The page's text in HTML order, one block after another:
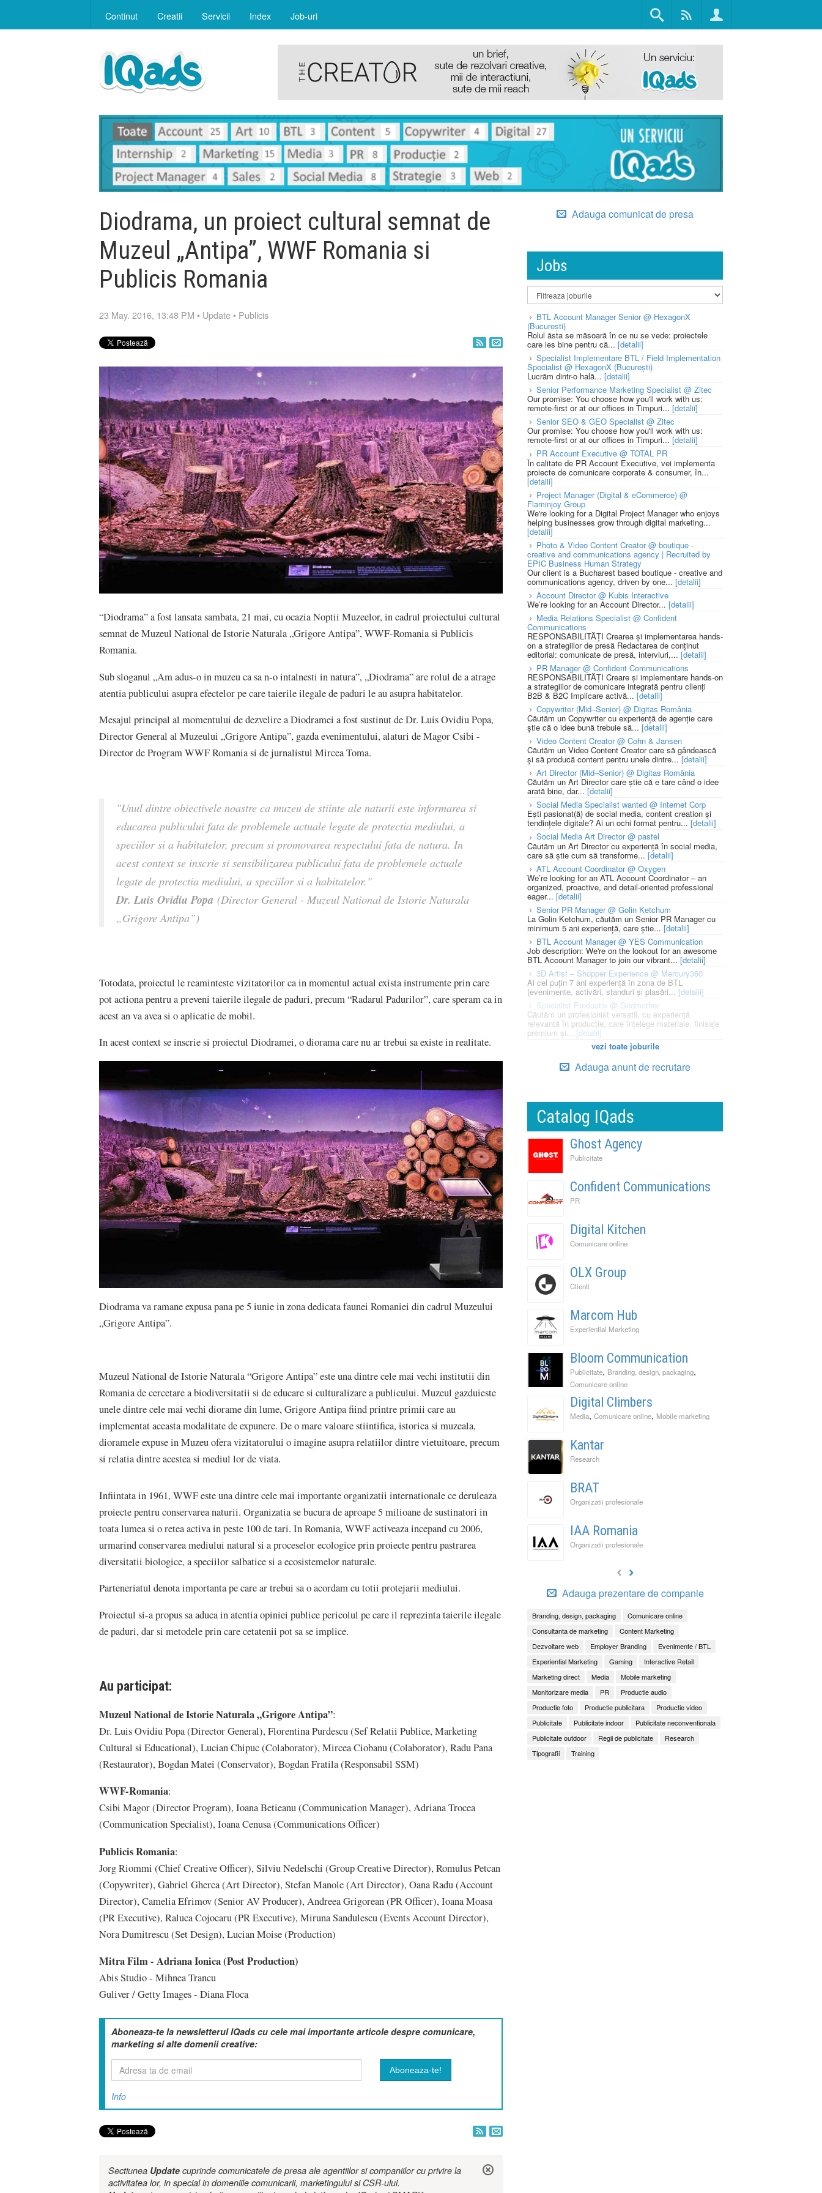
Continut Creatii Servicii Index Job-uri
Diodrama, un proiect cultural semnat de
Muzeul „Antipa”, WWF Romania si
Publicis Romania
23 May. 2016, 13:48 PM • Update • Publicis
“Diodrama” a fost lansata sambata, 21 mai, cu ocazia Noptii Muzeelor, in cadrul proiectului cultural
semnat de Muzeul National de Istorie Naturala „Grigore Antipa”, WWF-Romania si Publicis
Romania.
Sub sloganul „Am adus-o in muzeu ca sa n-o intalnesti in natura”, „Diodrama” are rolul de a atrage
atentia publicului asupra efectelor pe care taierile ilegale de paduri le au asupra habitatelor.
Mesajul principal al momentului de dezvelire a Diodramei a fost sustinut de Dr. Luis Ovidiu Popa,
Director General al Muzeului „Grigore Antipa”, gazda evenimentului, alaturi de Magor Csibi -
Director de Program WWF Romania si de jurnalistul Mircea Toma.
"Unul dintre obiectivele noastre ca muzeu de stiinte ale naturii este informarea si
educarea publicului fata de problemele actuale legate de protectia mediului, a
speciilor si a habitatelor, precum si promovarea respectului fata de natura. In
acest context se inscrie si sensibilizarea publicului fata de problemele actuale
legate de protectia mediului, a speciilor si a habitatelor."
Dr. Luis Ovidiu Popa (Director General - Muzeul National de Istorie Naturala
„Grigore Antipa”)
Totodata, proiectul le reaminteste vizitatorilor ca in momentul actual exista instrumente prin care
pot actiona pentru a preveni taierile ilegale de paduri, precum “Radarul Padurilor”, care speram ca in
acest an va avea si o aplicatie de mobil.
In acest context se inscrie si proiectul Diodramei, o diorama care nu ar trebui sa existe in realitate.
Diodrama va ramane expusa pana pe 5 iunie in zona dedicata faunei Romaniei din cadrul Muzeului
„Grigore Antipa”.
Muzeul National de Istorie Naturala “Grigore Antipa” este una dintre cele mai vechi institutii din
Romania de cercetare a biodiversitatii si de educare si culturalizare a publicului. Muzeul gazduieste
unele dintre cele mai vechi diorame din lume, Grigore Antipa fiind printre primii care au
implementat aceasta modalitate de expunere. De o mare valoare stiintifica, istorica si muzeala,
dioramele expuse in Muzeu ofera vizitatorului o imagine asupra relatiilor dintre vietuitoare, precum
si relatia dintre acestea si mediul lor de viata.
Infiintata in 1961, WWF este una dintre cele mai importante organizatii internationale ce deruleaza
proiecte pentru conservarea naturii. Organizatia se bucura de aproape 5 milioane de sustinatori in
toata lumea si o retea activa in peste 100 de tari. In Romania, WWF activeaza incepand cu 2006,
urmarind conservarea mediului natural si a proceselor ecologice prin proiecte pentru pastrarea
diversitatii biologice, a speciilor salbatice si a ecosistemelor naturale.
Parteneriatul denota importanta pe care ar trebui sa o acordam cu totii protejarii mediului.
Proiectul si-a propus sa aduca in atentia opiniei publice pericolul pe care il reprezinta taierile ilegale
de paduri, dar si metodele prin care cetatenii pot sa se implice.
Au participat:
Muzeul National de Istorie Naturala „Grigore Antipa”:
Dr. Luis Ovidiu Popa (Director General), Florentina Purdescu (Sef Relatii Publice, Marketing
Cultural si Educational), Lucian Chipuc (Colaborator), Mircea Ciobanu (Colaborator), Radu Pana
(Restaurator), Bogdan Matei (Conservator), Bogdan Fratila (Responsabil SSM)
WWF-Romania:
Csibi Magor (Director Program), Ioana Betieanu (Communication Manager), Adriana Trocea
(Communication Specialist), Ioana Cenusa (Communications Officer)
Publicis Romania:
Jorg Riommi (Chief Creative Officer), Silviu Nedelschi (Group Creative Director), Romulus Petcan
(Copywriter), Gabriel Gherca (Art Director), Stefan Manole (Art Director), Oana Radu (Account
Director), Camelia Efrimov (Senior AV Producer), Andreea Grigorean (PR Officer), Ioana Moasa
(PR Executive), Raluca Cojocaru (PR Executive), Miruna Sandulescu (Events Account Director),
Nora Dumitrescu (Set Design), Lucian Moise (Production)
Mitra Film - Adriana Ionica (Post Production)
Abis Studio - Mihnea Trancu
Guliver / Getty Images - Diana Floca
Aboneaza-te la newsletterul IQads cu cele mai importante articole despre comunicare,
marketing si alte domenii creative:
Info
Sectiunea Update cuprinde comunicatele de presa ale agentiilor si companiilor cu privire la
activitatea lor, in special in domeniile comunicarii, marketingului si CSR-ului.
Adauga comunicat de presa
Jobs
BTL Account Manager Senior @ HexagonX
(București)
Rolul ăsta se măsoară în ce nu se vede: proiectele
care ies bine pentru că... [detalii]
Specialist Implementare BTL / Field Implementation
Specialist @ HexagonX (București)
Lucrăm dintr-o hală... [detalii]
Senior Performance Marketing Specialist @ Zitec
Our promise: You choose how you'll work with us:
remote-first or at our offices in Timpuri... [detalii]
Senior SEO & GEO Specialist @ Zitec
Our promise: You choose how you'll work with us:
remote-first or at our offices in Timpuri... [detalii]
PR Account Executive @ TOTAL PR
În calitate de PR Account Executive, vei implementa
proiecte de comunicare corporate & consumer, în...
[detalii]
Project Manager (Digital & eCommerce) @
Flaminjoy Group
We're looking for a Digital Project Manager who enjoys
helping businesses grow through digital marketing...
[detalii]
Photo & Video Content Creator @ boutique -
creative and communications agency | Recruited by
EPIC Business Human Strategy
Our client is a Bucharest based boutique - creative and
communications agency, driven by one... [detalii]
Account Director @ Kubis Interactive
We’re looking for an Account Director... [detalii]
Media Relations Specialist @ Confident
Communications
RESPONSABILITĂȚI Crearea și implementarea hands-
on a strategiilor de presă Redactarea de conținut
editorial: comunicate de presă, interviuri,... [detalii]
PR Manager @ Confident Communications
RESPONSABILITĂȚI Creare și implementare hands-on
a strategiilor de comunicare integrată pentru clienți
B2B & B2C Implicare activă... [detalii]
Copywriter (Mid–Senior) @ Digitas România
Căutăm un Copywriter cu experiență de agenție care
știe că o idee bună trebuie să... [detalii]
Video Content Creator @ Cohn & Jansen
Căutăm un Video Content Creator care să gândească
și să producă content pentru unele dintre... [detalii]
Art Director (Mid–Senior) @ Digitas România
Căutăm un Art Director care știe că e tare când o idee
arată bine, dar... [detalii]
Social Media Specialist wanted @ Internet Corp
Ești pasionat(ă) de social media, content creation și
tendințele digitale? Ai un ochi format pentru... [detalii]
Social Media Art Director @ pastel
Căutăm un Art Director cu experiență în social media,
care să știe cum să transforme... [detalii]
ATL Account Coordinator @ Oxygen
We’re looking for an ATL Account Coordinator – an
organized, proactive, and detail-oriented professional
eager... [detalii]
Senior PR Manager @ Golin Ketchum
La Golin Ketchum, căutăm un Senior PR Manager cu
minimum 5 ani experiență, care știe... [detalii]
BTL Account Manager @ YES Communication
Job description: We're on the lookout for an awesome
BTL Account Manager to join our vibrant... [detalii]
3D Artist – Shopper Experience @ Mercury360
Ai cel puțin 7 ani experiență în zona de BTL
(evenimente, activări, standuri și plasări... [detalii]
Specialist Productie @ Godmother
Căutăm un profesionist versatil, cu experiență
relevantă în producție, care înțelege materiale, finisaje
premium și... [detalii]
vezi toate joburile
Adauga anunt de recrutare
Catalog IQads
Ghost Agency
Publicitate
Confident Communications
PR
Digital Kitchen
Comunicare online
OLX Group
Clienti
Marcom Hub
Experiential Marketing
Bloom Communication
Publicitate, Branding, design, packaging,
Comunicare online
Digital Climbers
Media, Comunicare online, Mobile marketing
Kantar
Research
BRAT
Organizatii profesionale
IAA Romania
Organizatii profesionale
Adauga prezentare de companie
Branding, design, packaging
Comunicare online
Consultanta de marketing
Content Marketing
Dezvoltare web
Employer Branding
Evenimente / BTL
Experiential Marketing
Gaming
Interactive Retail
Marketing direct
Media
Mobile marketing
Monitorizare media
PR
Productie audio
Productie foto
Productie publicitara
Productie video
Publicitate
Publicitate indoor
Publicitate neconventionala
Publicitate outdoor
Regii de publicitate
Research
Tipografii
Training